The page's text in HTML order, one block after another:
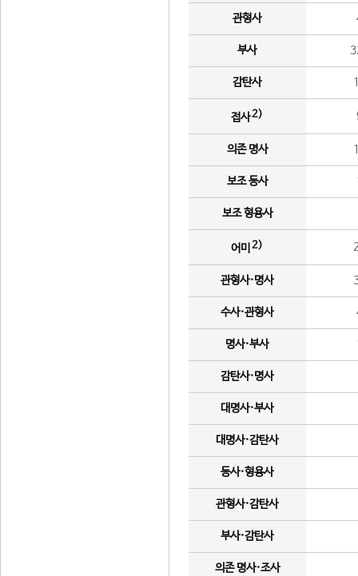
관형사
부사
감탄사
접사2)
의존 명사
보조 동사
보조 형용사
어미 2)
관형사·명사
수사·관형사
명사·부사
감탄사·명사
대명사·부사
대명사·감탄사
동사·형용사
관형사·감탄사
부사·감탄사
의존 명사·조사